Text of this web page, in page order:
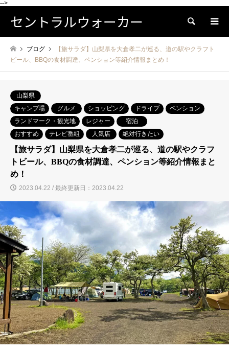
-->
セントラルウォーカー 検索
ブログ
【旅サラダ】山梨県を大倉孝二が巡る、道の駅やクラフト
ビール、BBQの食材調達、ペンション等紹介情報まとめ！
山梨県
キャンプ場
グルメ ショッピング ドライブ
ペンション
ランドマーク・観光地
レジャー
宿泊
おすすめ
テレビ番組 人気店 絶対行きたい
【旅サラダ】山梨県を大倉孝二が巡る、道の駅やクラフ
トビール、BBQの食材調達、ペンション等紹介情報まと
め！
2023.04.22 / 最終更新日：2023.04.22